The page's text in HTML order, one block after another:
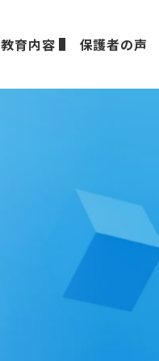
教育内容 保護者の声